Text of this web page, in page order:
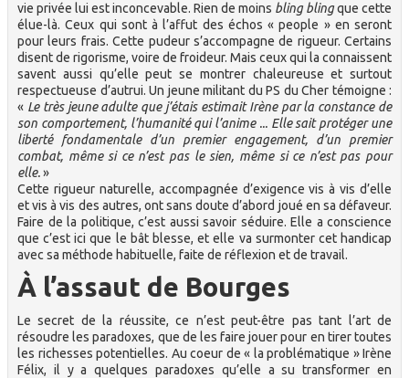
vie privée lui est inconcevable. Rien de moins bling blingque cette
élue-là. Ceux qui sont à l’affut des échos « people » en seront
pour leurs frais. Cette pudeur s’accompagne de rigueur. Certains
disent de rigorisme, voire de froideur. Mais ceux qui la connaissent
savent aussi qu’elle peut se montrer chaleureuse et surtout
respectueuse d’autrui. Un jeune militant du PS du Cher témoigne :
« Le très jeune adulte que j’étais estimait Irène par la constance de
son comportement, l’humanité qui l’anime ... Elle sait protéger une
liberté fondamentale d’un premier engagement, d’un premier
combat, même si ce n’est pas le sien, même si ce n’est pas pour
elle.»
Cette rigueur naturelle, accompagnée d’exigence vis à vis d’elle
et vis à vis des autres, ont sans doute d’abord joué en sa défaveur.
Faire de la politique, c’est aussi savoir séduire. Elle a conscience
que c’est ici que le bât blesse, et elle va surmonter cet handicap
avec sa méthode habituelle, faite de réflexion et de travail.
À l’assaut de Bourges
Le secret de la réussite, ce n’est peut-être pas tant l’art de
résoudre les paradoxes, que de les faire jouer pour en tirer toutes
les richesses potentielles. Au coeur de « la problématique » Irène
Félix, il y a quelques paradoxes qu’elle a su transformer en